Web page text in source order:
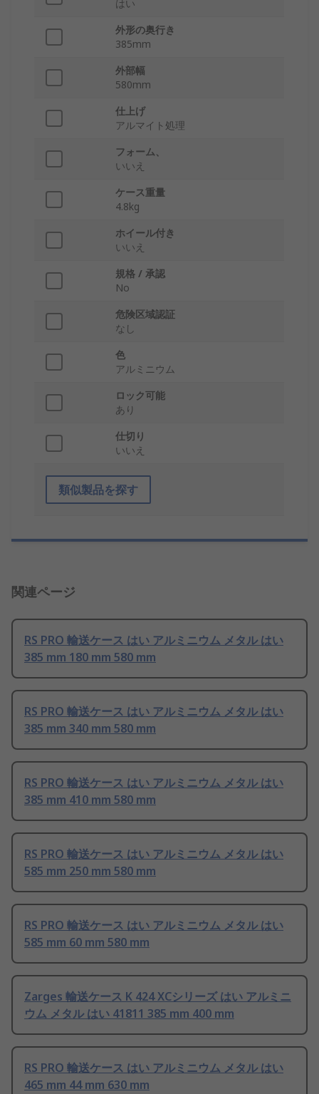
はい
外形の奥行き
385mm
外部幅
580mm
仕上げ
アルマイト処理
フォーム、
いいえ
ケース重量
4.8kg
ホイール付き
いいえ
規格 / 承認
No
危険区域認証
なし
色
アルミニウム
ロック可能
あり
仕切り
いいえ
類似製品を探す
関連ページ
RS PRO 輸送ケース はい アルミニウム メタル はい
385 mm 180 mm 580 mm
RS PRO 輸送ケース はい アルミニウム メタル はい
385 mm 340 mm 580 mm
RS PRO 輸送ケース はい アルミニウム メタル はい
385 mm 410 mm 580 mm
RS PRO 輸送ケース はい アルミニウム メタル はい
585 mm 250 mm 580 mm
RS PRO 輸送ケース はい アルミニウム メタル はい
585 mm 60 mm 580 mm
Zarges 輸送ケース K 424 XCシリーズ はい アルミニ
ウム メタル はい 41811 385 mm 400 mm
RS PRO 輸送ケース はい アルミニウム メタル はい
465 mm 44 mm 630 mm